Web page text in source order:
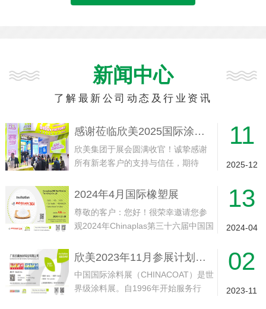
新闻中心
了解最新公司动态及行业资讯
感谢莅临欣美2025国际涂料展展位
欣美集团于展会圆满收官！诚挚感谢
所有新老客户的支持与信任，期待
11
2025-12
2024年4月国际橡塑展
尊敬的客户：您好！很荣幸邀请您参
观2024年Chinaplas第三十六届中国国
展会将于2024年4月23-26日在中国·上
届时光临！...
13
2024-04
欣美2023年11月参展计划——中国（上海）国际涂料展
中国国际涂料展（CHINACOAT）是世
界级涂料展。自1996年开始服务行
02
2023-11